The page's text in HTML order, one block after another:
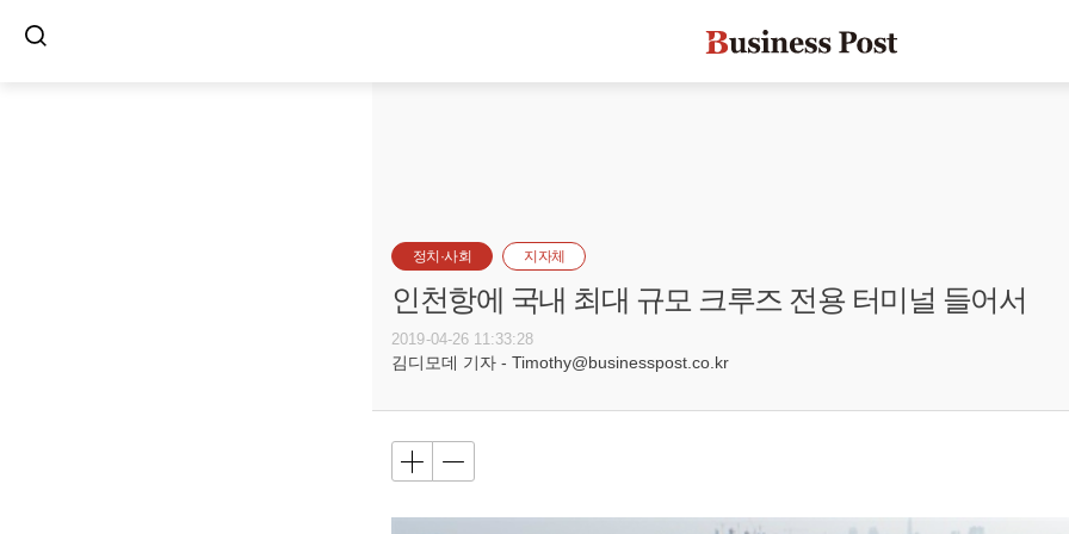
정치·사회 지자체
인천항에 국내 최대 규모 크루즈 전용 터미널 들어서
2019-04-26 11:33:28
김디모데 기자 - Timothy@businesspost.co.kr